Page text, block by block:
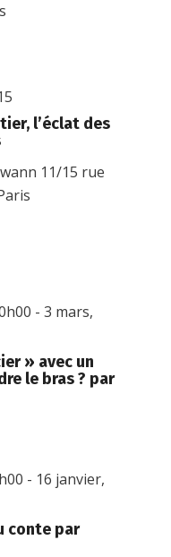
l’éclat des
11/15 rue
» avec un
le bras ? par
-3 mars,
conte par
- 16 janvier,